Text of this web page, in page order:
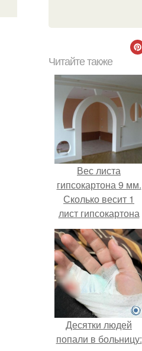
Читайте также
Вес листа
гипсокартона 9 мм.
Сколько весит 1
лист гипсокартона
Десятки людей
попали в больницу: